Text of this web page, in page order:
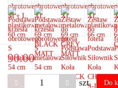
90.00
szt. Do